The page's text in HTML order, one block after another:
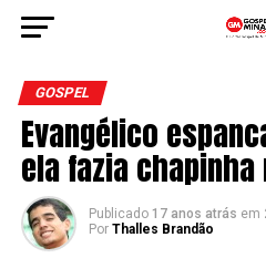
GOSPEL
Evangélico
ela fazia
Publicado 17 anos atrás em
Por Thalles Brandão